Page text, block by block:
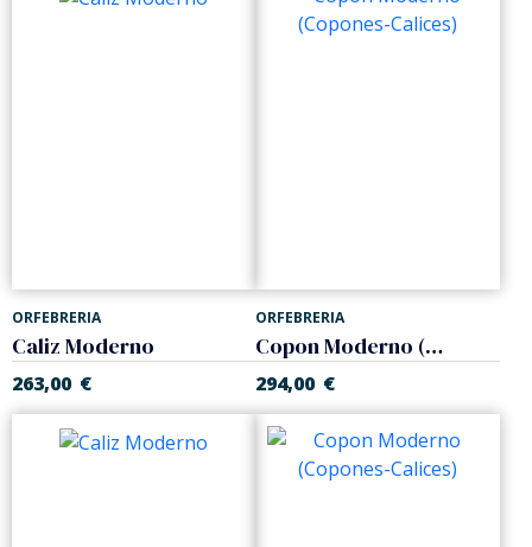
ORFEBRERIA
Caliz Moderno
263,00 €
ORFEBRERIA
Copon Moderno (Copones-Calices)
294,00 €